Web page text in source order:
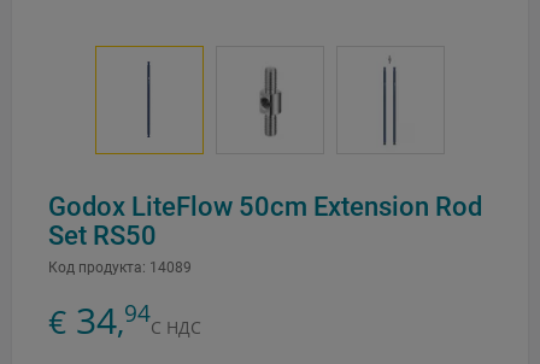
Godox LiteFlow 50cm Extension Rod
Set RS50
Код продукта: 14089
€ 34,94С НДС